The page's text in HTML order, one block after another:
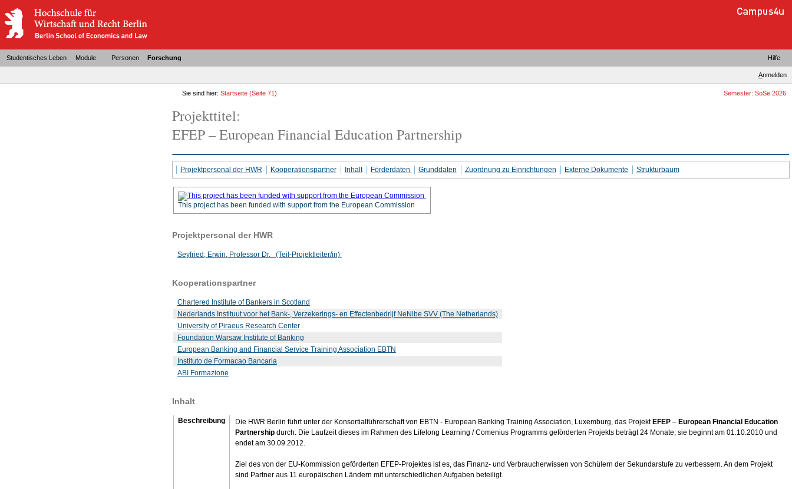
Studentisches Leben Module Personen Forschung Hilfe
Anmelden
Sie sind hier:Startseite (Seite 71) Semester: SoSe 2026
Projekttitel:
EFEP – European Financial Education Partnership
Projektpersonal der HWR Kooperationspartner Inhalt Förderdaten Grunddaten Zuordnung zu Einrichtungen Externe Dokumente Strukturbaum
This project has been funded with support from the European Commission
Projektpersonal der HWR
Seyfried, Erwin, Professor Dr. (Teil-Projektleiter/in)
Kooperationspartner
Chartered Institute of Bankers in Scotland
Nederlands Instituut voor het Bank-, Verzekerings- en Effectenbedrijf NeNibe SVV (The Netherlands)
University of Piraeus Research Center
Foundation Warsaw Institute of Banking
European Banking and Financial Service Training Association EBTN
Instituto de Formacao Bancaria
ABI Formazione
Inhalt
Beschreibung Die HWR Berlin führt unter der Konsortialführerschaft von EBTN - European Banking Training Association, Luxemburg, das Projekt EFEP – European Financial Education
Partnershipdurch. Die Laufzeit dieses im Rahmen des Lifelong Learning / Comenius Programms geförderten Projekts beträgt 24 Monate; sie beginnt am 01.10.2010 und
endet am 30.09.2012.
Ziel des von der EU-Kommission geförderten EFEP-Projektes ist es, das Finanz- und Verbraucherwissen von Schülern der Sekundarstufe zu verbessern. An dem Projekt
sind Partner aus 11 europäischen Ländern mit unterschiedlichen Aufgaben beteiligt.